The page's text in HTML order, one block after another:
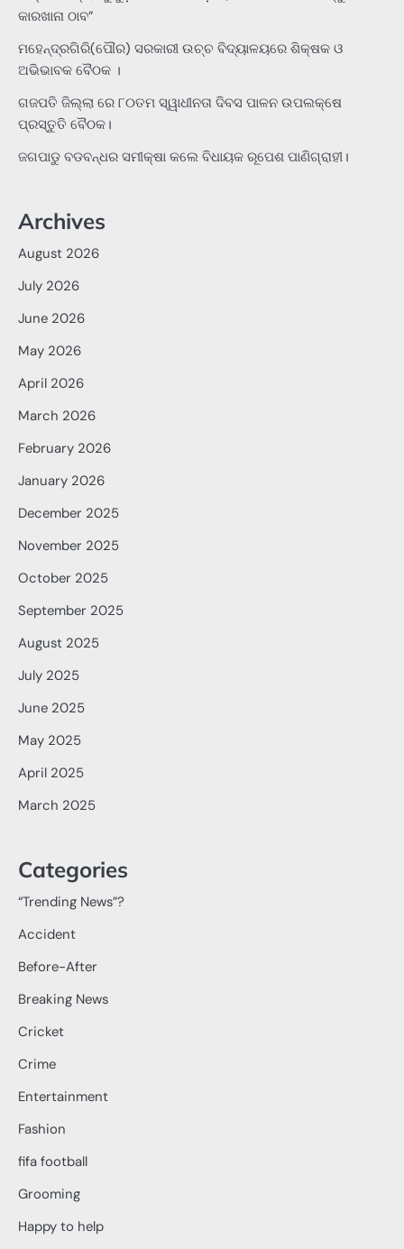
କାରଖାନା ଠାବ”
ମହେନ୍ଦ୍ରଗିରି(ପୌର) ସରକାରୀ ଉଚ୍ଚ ବିଦ୍ୟାଳୟରେ ଶିକ୍ଷକ ଓ
ଅଭିଭାବକ ବୈଠକ ।
ଗଜପତି ଜିଲ୍ଲା ରେ ୮୦ତମ ସ୍ୱାଧୀନତା ଦିବସ ପାଳନ ଉପଲକ୍ଷେ
ପ୍ରସ୍ତୁତି ବୈଠକ।
ଜଗପାଡୁ ବଡବନ୍ଧର ସମୀକ୍ଷା କଲେ ବିଧାୟକ ରୂପେଶ ପାଣିଗ୍ରାହୀ।
Archives
August 2026
July 2026
June 2026
May 2026
April 2026
March 2026
February 2026
January 2026
December 2025
November 2025
October 2025
September 2025
August 2025
July 2025
June 2025
May 2025
April 2025
March 2025
Categories
“Trending News”?
Accident
Before-After
Breaking News
Cricket
Crime
Entertainment
Fashion
fifa football
Grooming
Happy to help